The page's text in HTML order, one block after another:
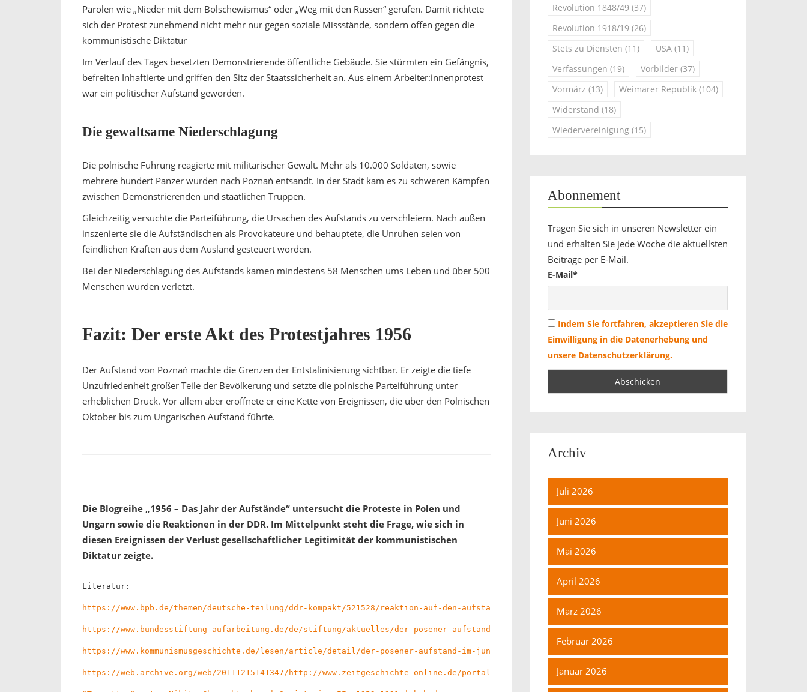
Parolen wie „Nieder mit dem Bolschewismus“ oder „Weg mit den Russen“ gerufen. Damit richtete
sich der Protest zunehmend nicht mehr nur gegen soziale Missstände, sondern offen gegen die
kommunistische Diktatur
Im Verlauf des Tages besetzten Demonstrierende öffentliche Gebäude. Sie stürmten ein Gefängnis,
befreiten Inhaftierte und griffen den Sitz der Staatssicherheit an. Aus einem Arbeiter:innenprotest
war ein politischer Aufstand geworden.
Die gewaltsame Niederschlagung
Die polnische Führung reagierte mit militärischer Gewalt. Mehr als 10.000 Soldaten, sowie
mehrere hundert Panzer wurden nach Poznań entsandt. In der Stadt kam es zu schweren Kämpfen
zwischen Demonstrierenden und staatlichen Truppen.
Gleichzeitig versuchte die Parteiführung, die Ursachen des Aufstands zu verschleiern. Nach außen
inszenierte sie die Aufständischen als Provokateure und behauptete, die Unruhen seien von
feindlichen Kräften aus dem Ausland gesteuert worden.
Bei der Niederschlagung des Aufstands kamen mindestens 58 Menschen ums Leben und über 500
Menschen wurden verletzt.
Fazit: Der erste Akt des Protestjahres 1956
Der Aufstand von Poznań machte die Grenzen der Entstalinisierung sichtbar. Er zeigte die tiefe
Unzufriedenheit großer Teile der Bevölkerung und setzte die polnische Parteiführung unter
erheblichen Druck. Vor allem aber eröffnete er eine Kette von Ereignissen, die über den Polnischen
Oktober bis zum Ungarischen Aufstand führte.
Die Blogreihe „1956 – Das Jahr der Aufstände“ untersucht die Proteste in Polen und
Ungarn sowie die Reaktionen in der DDR. Im Mittelpunkt steht die Frage, wie sich in
diesen Ereignissen der Verlust gesellschaftlicher Legitimität der kommunistischen
Diktatur zeigte.
Literatur:
https://www.bpb.de/themen/deutsche-teilung/ddr-kompakt/521528/reaktion-auf-den-aufstand-in-poznan-den-polnischen-oktober-und-den-volksaufstand-in-
https://www.bundesstiftung-aufarbeitung.de/de/stiftung/aktuelles/der-posener-aufstand-und-sein-denkmal
https://www.kommunismusgeschichte.de/lesen/article/detail/der-posener-aufstand-im-juni-1956-und-seine-folgen
https://web.archive.org/web/20111215141347/http://www.zeitgeschichte-online.de/portals/_ungarn1956/documents/machcewicz_posen.pdf
Revolution 1848/49 (37)
Revolution 1918/19 (26)
Stets zu Diensten (11) USA (11)
Verfassungen (19) Vorbilder (37)
Vormärz (13) Weimarer Republik (104)
Widerstand (18)
Wiedervereinigung (15)
Abonnement
Tragen Sie sich in unseren Newsletter ein
und erhalten Sie jede Woche die aktuellsten
Beiträge per E-Mail.
E-Mail*
Indem Sie fortfahren, akzeptieren Sie die
Einwilligung in die Datenerhebung und
unsere Datenschutzerklärung.
Archiv
Juli 2026
Juni 2026
Mai 2026
April 2026
März 2026
Februar 2026
Januar 2026